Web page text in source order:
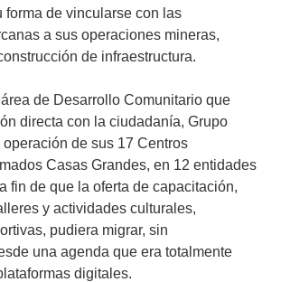
forma de vincularse con las
a sus operaciones mineras,
de infraestructura.
de Desarrollo Comunitario que
directa con la ciudadanía, Grupo
de sus 17 Centros
Casas Grandes, en 12 entidades
fin de que la oferta de capacitación,
y actividades culturales,
pudiera migrar, sin
una agenda que era totalmente
digitales.